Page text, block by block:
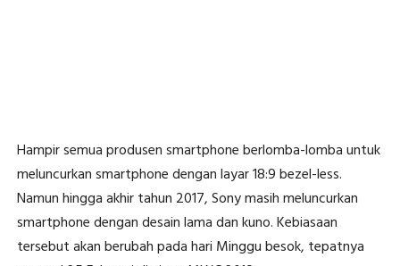
Hampir semua produsen smartphone berlomba-lomba untuk
meluncurkan smartphone dengan layar 18:9 bezel-less.
Namun hingga akhir tahun 2017, Sony masih meluncurkan
smartphone dengan desain lama dan kuno. Kebiasaan
tersebut akan berubah pada hari Minggu besok, tepatnya